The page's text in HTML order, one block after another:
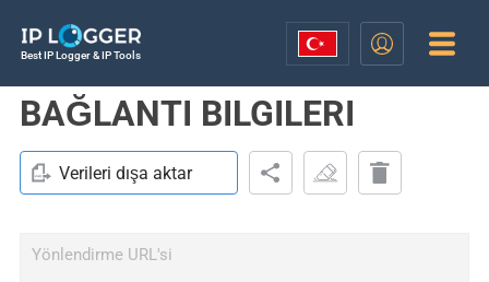
Best IP Logger & IP Tools
BAĞLANTI BILGILERI
Verileri dışa aktar
Yönlendirme URL'si